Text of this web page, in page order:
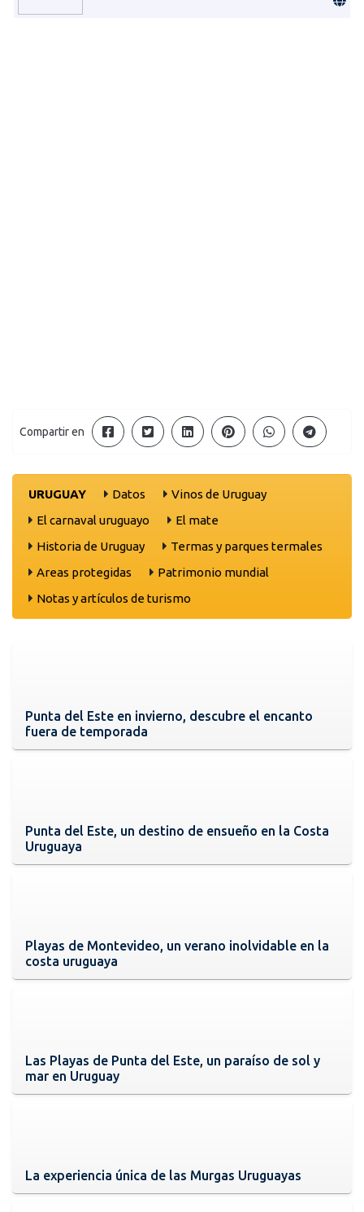
Compartir en
URUGUAY Datos
Vinos de Uruguay
El carnaval uruguayo
El mate
Historia de Uruguay
Termas y parques termales
Areas protegidas
Patrimonio mundial
Notas y artículos de turismo
Punta del Este en invierno, descubre el encanto
fuera de temporada
Punta del Este, un destino de ensueño en la Costa
Uruguaya
Playas de Montevideo, un verano inolvidable en la
costa uruguaya
Las Playas de Punta del Este, un paraíso de sol y
mar en Uruguay
La experiencia única de las Murgas Uruguayas